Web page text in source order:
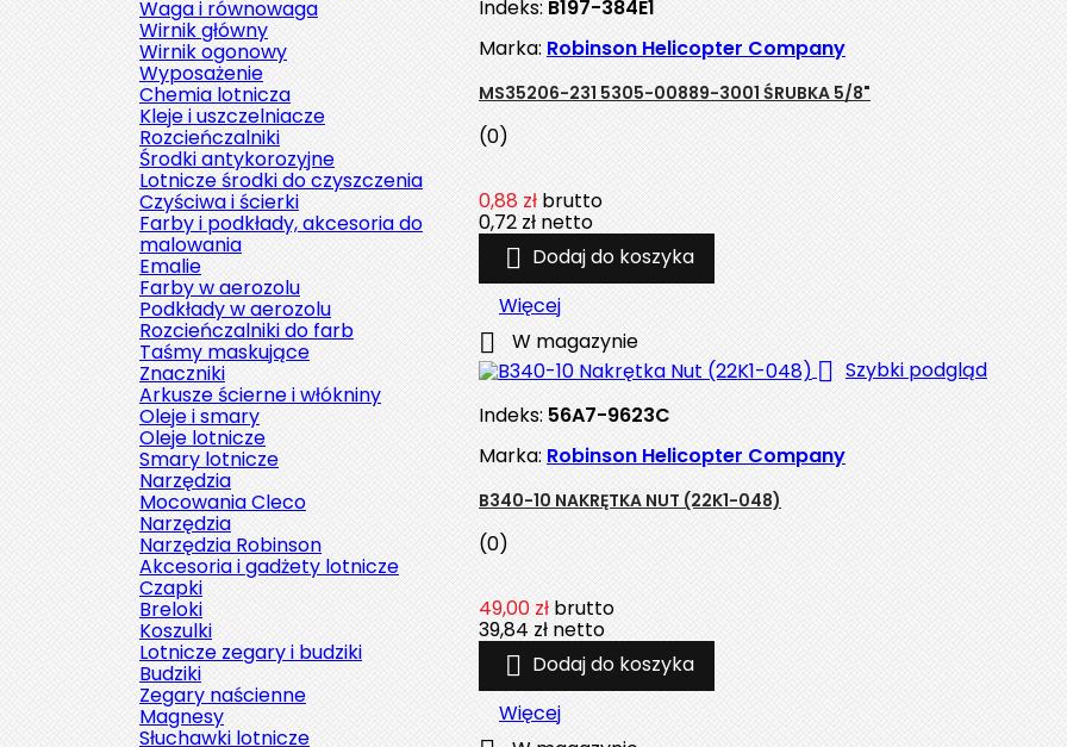
Waga i równowaga
Wirnik główny
Wirnik ogonowy
Wyposażenie
Chemia lotnicza
Kleje i uszczelniacze
Rozcieńczalniki
Środki antykorozyjne
Lotnicze środki do czyszczenia
Czyściwa i ścierki
Farby i podkłady, akcesoria do
malowania
Emalie
Farby w aerozolu
Podkłady w aerozolu
Rozcieńczalniki do farb
Taśmy maskujące
Znaczniki
Arkusze ścierne i włókniny
Oleje i smary
Oleje lotnicze
Smary lotnicze
Narzędzia
Mocowania Cleco
Narzędzia
Narzędzia Robinson
Akcesoria i gadżety lotnicze
Czapki
Breloki
Koszulki
Lotnicze zegary i budziki
Budziki
Zegary naścienne
Magnesy
Słuchawki lotnicze
Indeks: B197-384E1
Marka: Robinson Helicopter Company
MS35206-231 5305-00889-3001 ŚRUBKA 5/8"
(0)
0,88 zł brutto
0,72 zł netto
 Dodaj do koszyka
Więcej
 W magazynie
 Szybki podgląd
Indeks: 56A7-9623C
Marka: Robinson Helicopter Company
B340-10 NAKRĘTKA NUT (22K1-048)
(0)
49,00 zł brutto
39,84 zł netto
 Dodaj do koszyka
Więcej